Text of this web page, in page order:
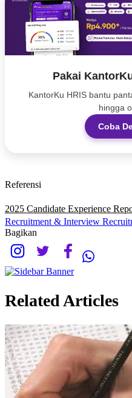
Pakai
KantorKu HRIS bantu
hingga
Coba
Referensi
2025 Candidate Experience
Recruitment & Interview
Bagikan
Related Articles